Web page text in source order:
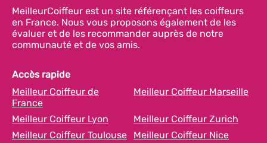
MeilleurCoiffeur est un site référençant les coiffeurs
en France. Nous vous proposons également de les
évaluer et de les recommander auprès de notre
communauté et de vos amis.
Accès rapide
Meilleur Coiffeur de
France
Meilleur Coiffeur Marseille
Meilleur Coiffeur Lyon
Meilleur Coiffeur Zurich
Meilleur Coiffeur Toulouse
Meilleur Coiffeur Nice